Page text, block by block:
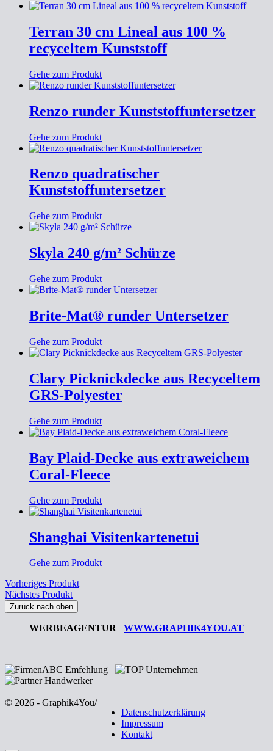
Terran 30 cm Lineal aus 100 %
recyceltem Kunststoff
Gehe zum Produkt
Renzo runder Kunststoffuntersetzer
Gehe zum Produkt
Renzo quadratischer
Kunststoffuntersetzer
Gehe zum Produkt
Skyla 240 g/m² Schürze
Gehe zum Produkt
Brite-Mat® runder Untersetzer
Gehe zum Produkt
Clary Picknickdecke aus Recyceltem
GRS-Polyester
Gehe zum Produkt
Bay Plaid-Decke aus extraweichem
Coral-Fleece
Gehe zum Produkt
Shanghai Visitenkartenetui
Gehe zum Produkt
Vorheriges Produkt
Nächstes Produkt
Zurück nach oben
WERBEAGENTUR WWW.GRAPHIK4YOU.AT
© 2026 - Graphik4You/
Datenschutzerklärung
Impressum
Kontakt